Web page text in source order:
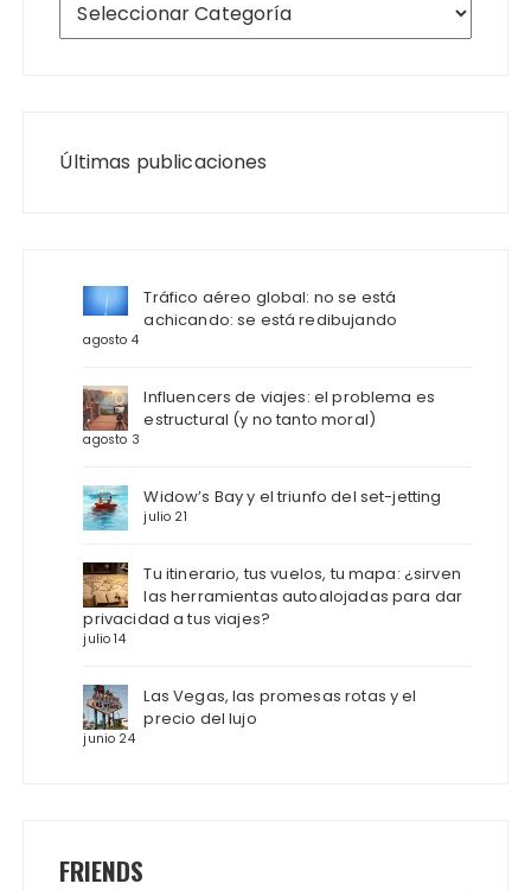
Últimas publicaciones
Tráfico aéreo global: no se está
achicando: se está redibujando
agosto 4
Influencers de viajes: el problema es
estructural (y no tanto moral)
agosto 3
Widow’s Bay y el triunfo del set-jetting
julio 21
Tu itinerario, tus vuelos, tu mapa: ¿sirven
las herramientas autoalojadas para dar
privacidad a tus viajes?
julio 14
Las Vegas, las promesas rotas y el
precio del lujo
junio 24
FRIENDS